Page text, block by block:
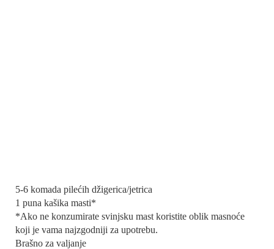
5-6 komada pilećih džigerica/jetrica
1 puna kašika masti*
*Ako ne konzumirate svinjsku mast koristite oblik masnoće
koji je vama najzgodniji za upotrebu.
Brašno za valjanje